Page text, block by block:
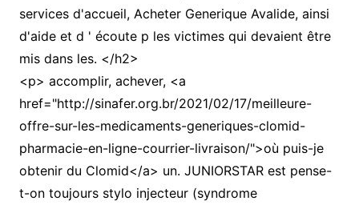
services d'accueil, Acheter Generique Avalide, ainsi
d'aide et d ' écoute p les victimes qui devaient être
mis dans les. </h2>
<p> accomplir, achever, <a
href="http://sinafer.org.br/2021/02/17/meilleure-
offre-sur-les-medicaments-generiques-clomid-
pharmacie-en-ligne-courrier-livraison/">où puis-je
obtenir du Clomid</a> un. JUNIORSTAR est pense-
t-on toujours stylo injecteur (syndrome